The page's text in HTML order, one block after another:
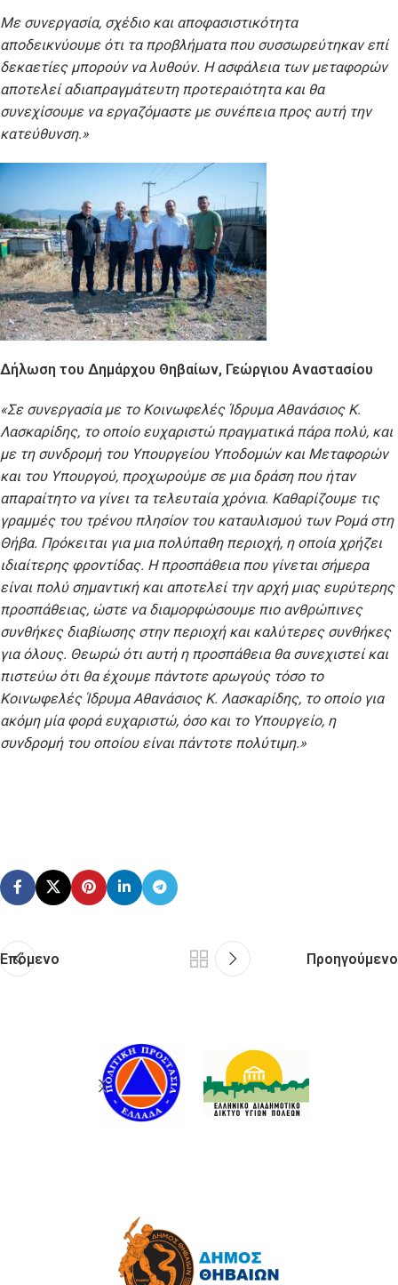
Με συνεργασία, σχέδιο και αποφασιστικότητα
αποδεικνύουμε ότι τα προβλήματα που συσσωρεύτηκαν επί
δεκαετίες μπορούν να λυθούν. Η ασφάλεια των μεταφορών
αποτελεί αδιαπραγμάτευτη προτεραιότητα και θα
συνεχίσουμε να εργαζόμαστε με συνέπεια προς αυτή την
κατεύθυνση.»
Δήλωση του Δημάρχου Θηβαίων, Γεώργιου Αναστασίου
«Σε συνεργασία με το Κοινωφελές Ίδρυμα Αθανάσιος Κ.
Λασκαρίδης, το οποίο ευχαριστώ πραγματικά πάρα πολύ, και
με τη συνδρομή του Υπουργείου Υποδομών και Μεταφορών
και του Υπουργού, προχωρούμε σε μια δράση που ήταν
απαραίτητο να γίνει τα τελευταία χρόνια. Καθαρίζουμε τις
γραμμές του τρένου πλησίον του καταυλισμού των Ρομά στη
Θήβα. Πρόκειται για μια πολύπαθη περιοχή, η οποία χρήζει
ιδιαίτερης φροντίδας. Η προσπάθεια που γίνεται σήμερα
είναι πολύ σημαντική και αποτελεί την αρχή μιας ευρύτερης
προσπάθειας, ώστε να διαμορφώσουμε πιο ανθρώπινες
συνθήκες διαβίωσης στην περιοχή και καλύτερες συνθήκες
για όλους. Θεωρώ ότι αυτή η προσπάθεια θα συνεχιστεί και
πιστεύω ότι θα έχουμε πάντοτε αρωγούς τόσο το
Κοινωφελές Ίδρυμα Αθανάσιος Κ. Λασκαρίδης, το οποίο για
ακόμη μία φορά ευχαριστώ, όσο και το Υπουργείο, η
συνδρομή του οποίου είναι πάντοτε πολύτιμη.»
Επόμενο Προηγούμενο